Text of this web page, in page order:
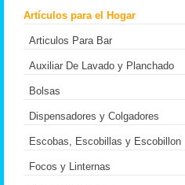
Artículos para el Hogar
Articulos Para Bar
Auxiliar De Lavado y Planchado
Bolsas
Dispensadores y Colgadores
Escobas, Escobillas y Escobillon
Focos y Linternas